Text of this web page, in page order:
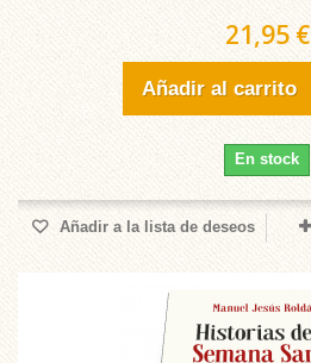
21,95 €
Añadir al carrito
En stock
Añadir a la lista de deseos